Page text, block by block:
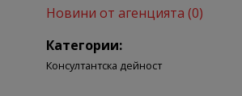
Новини от агенцията (0)
Категории:
Консултантска дейност